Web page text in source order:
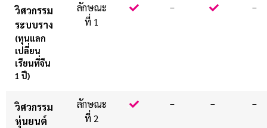
วิศวกรรม
ระบบราง
(ทุนแลก
เปลี่ยน
เรียนที่จีน
1 ปี)
ลักษณะ
ที่ 1
– –
วิศวกรรม
หุ่นยนต์
ลักษณะ
ที่ 2
– – –